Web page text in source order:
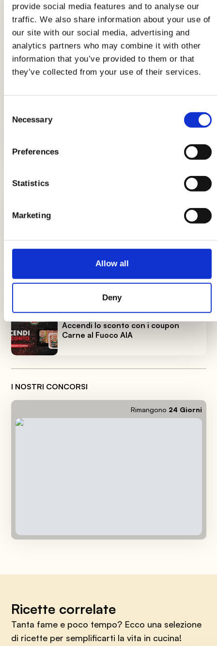
provide social media features and to analyse our
traffic. We also share information about your use of
our site with our social media, advertising and
analytics partners who may combine it with other
information that you’ve provided to them or that
they’ve collected from your use of their services.
Selection
Necessary
Preferences
Statistics
Marketing
Allow all
Deny
Pranzo a lavoro: 5 ricette per la
schiscetta da gustare fredde o
tiepide
Uova in purgatorio al sugo: ricetta
Dolci di Natale con le uova: ricette
Più spinaci, più sconti con i coupon
con due gustose novità.
Accendi lo sconto con i coupon
Carne al Fuoco AIA
I NOSTRI CONCORSI
Rimangono 24 Giorni
Ricette correlate
Tanta fame e poco tempo? Ecco una selezione
di ricette per semplificarti la vita in cucina!